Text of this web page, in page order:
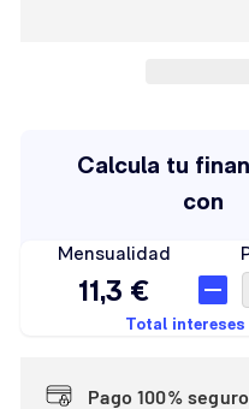
Pago 100% seguro